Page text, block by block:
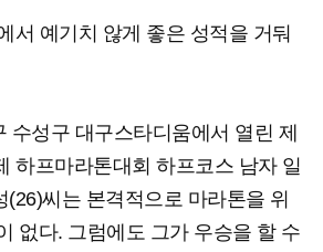
서 예기치 않게 좋은 성적을 거둬
수성구 대구스타디움에서 열린 제
하프마라톤대회 하프코스 남자 일
씨는 본격적으로 마라톤을 위
없다. 그럼에도 그가 우승을 할 수